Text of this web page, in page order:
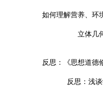
如何理解营养、环
立体几
反思：《思想道德
反思：浅